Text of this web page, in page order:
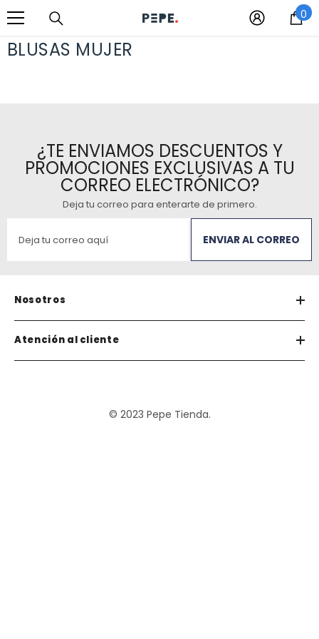
Saltar al contenido 0 0
BLUSAS MUJER
¿TE ENVIAMOS DESCUENTOS Y
PROMOCIONES EXCLUSIVAS A TU
CORREO ELECTRÓNICO?
Deja tu correo para enterarte de primero.
ENVIAR AL CORREO
Nosotros
Atención al cliente
© 2023 Pepe Tienda.